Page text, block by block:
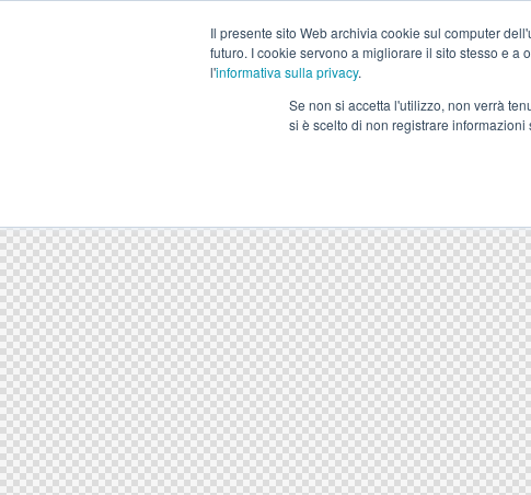
Il presente sito Web archivia cookie sul computer
futuro. I cookie servono a migliorare il sito stesso e
l'informativa sulla privacy.
Se non si accetta l'utilizzo, non verrà
si è scelto di non registrare